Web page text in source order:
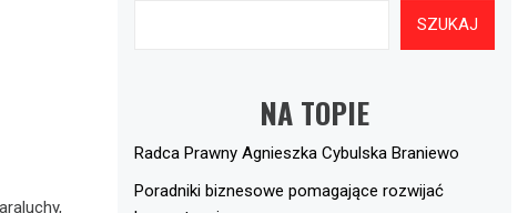
SZUKAJ
NA TOPIE
Radca Prawny Agnieszka Cybulska Braniewo
Poradniki biznesowe pomagające rozwijać